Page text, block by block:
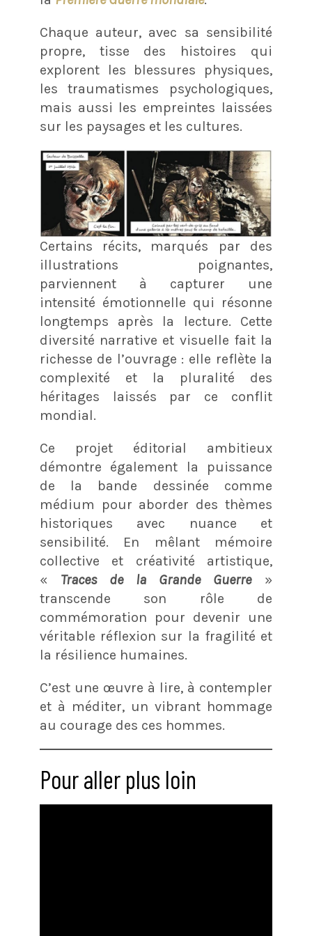
Chaque auteur, avec sa sensibilité
propre, tisse des histoires qui
explorent les blessures physiques,
les traumatismes psychologiques,
mais aussi les empreintes laissées
sur les paysages et les cultures.
Certains récits, marqués par des
illustrations poignantes,
parviennent à capturer une
intensité émotionnelle qui résonne
longtemps après la lecture. Cette
diversité narrative et visuelle fait la
richesse de l’ouvrage : elle reflète la
complexité et la pluralité des
héritages laissés par ce conflit
mondial.
Ce projet éditorial ambitieux
démontre également la puissance
de la bande dessinée comme
médium pour aborder des thèmes
historiques avec nuance et
sensibilité. En mêlant mémoire
collective et créativité artistique,
« Traces de la Grande Guerre»
transcende son rôle de
commémoration pour devenir une
véritable réflexion sur la fragilité et
la résilience humaines.
C’est une œuvre à lire, à contempler
et à méditer, un vibrant hommage
au courage des ces hommes.
Pour aller plus loin